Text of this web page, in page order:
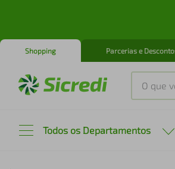
Shopping Parcerias e
O que
Todos os Departamentos